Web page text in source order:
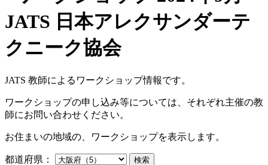
JATS 教師によるワークショップ情報です。
ワークショップの申し込み等については、それぞれ主催の教
師にお問い合わせください。
お住まいの地域の、ワークショップを表示します。
都道府県： 検索